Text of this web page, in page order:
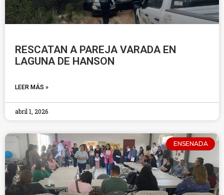
RESCATAN A PAREJA VARADA EN
LAGUNA DE HANSON
LEER MÁS »
abril 1, 2026
ENSENADA